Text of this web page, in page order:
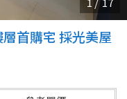
首購宅 採光美屋